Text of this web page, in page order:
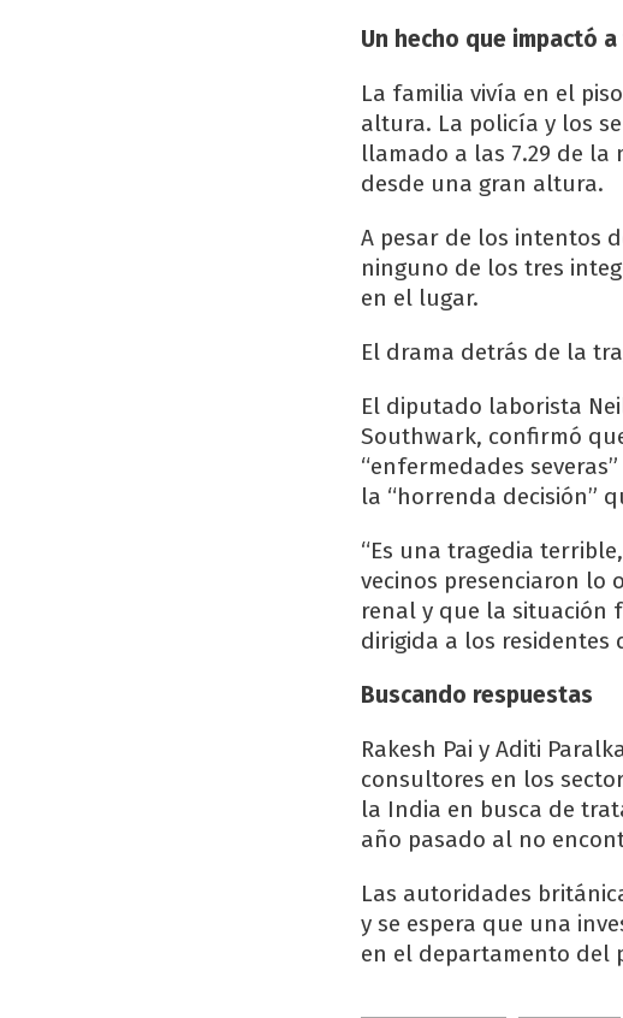
Un hecho que impactó
La familia vivía en el
altura. La policía y los
llamado a las 7.29 de
desde una gran altura.
A pesar de los intentos
ninguno de los tres
en el lugar.
El drama detrás de la
El diputado laborista
Southwark, confirmó
“enfermedades
la “horrenda decisión”
“Es una tragedia
vecinos presenciaron lo
renal y que la situación
dirigida a los residentes
Buscando respuestas
Rakesh Pai y Aditi
consultores en los
la India en busca de
año pasado al no
Las autoridades
y se espera que una
en el departamento del